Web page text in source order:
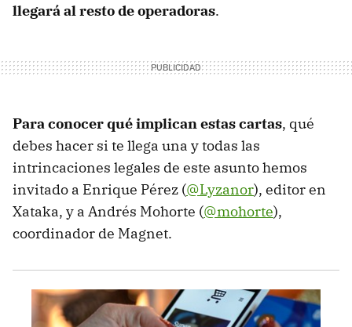
llegará al resto de operadoras.
Para conocer qué implican estas cartas, qué
debes hacer si te llega una y todas las
intrincaciones legales de este asunto hemos
invitado a Enrique Pérez (@Lyzanor), editor en
Xataka, y a Andrés Mohorte (@mohorte),
coordinador de Magnet.